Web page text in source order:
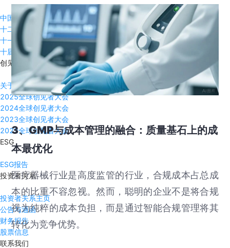
中国管理模式杰出奖
十二届中国管理全球论坛
十一届中国管理全球论坛
十届中国管理全球论坛
创见者大会
关于创见者
2025全球创见者大会
2024全球创见者大会
2023全球创见者大会
2022全球创见者大会
ESG
ESG报告
投资者关系
投资者关系主页
公告与通函
财务报告
股票信息
联系我们
3、GMP与成本管理的融合：质量基石上的成
本最优化
医疗器械行业是高度监管的行业，合规成本占总成
本的比重不容忽视。然而，聪明的企业不是将合规
视为纯粹的成本负担，而是通过智能合规管理将其
转化为竞争优势。